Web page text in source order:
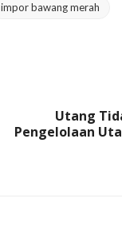
impor bawang merah
Utang
Pengelolaan